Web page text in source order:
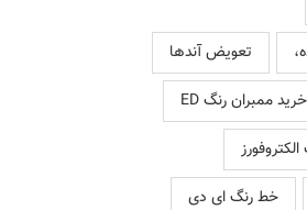
تعویض آندها
خرید ممبران رنگ ED
خط رنگ ای دی